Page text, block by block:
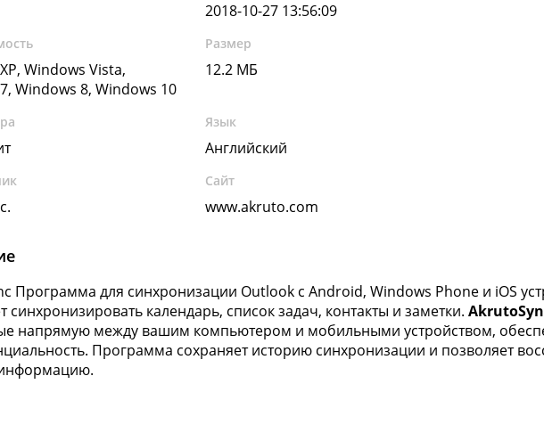
2018-10-27 13:56:09
Windows Vista,
Windows 8, Windows 10
Размер
12.2 МБ
Язык
Английский
Сайт
www.akruto.com
Программа для синхронизации Outlook c Android, Windows Phone и iOS
синхронизировать календарь, список задач, контакты и заметки.
напрямую между вашим компьютером и мобильными устройством,
Программа сохраняет историю синхронизации и позволяет